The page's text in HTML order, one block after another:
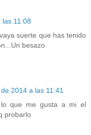
las 11:08
suerte que has tenido
besazo
2014 a las 11:41
que me gusta a mi el
probarlo